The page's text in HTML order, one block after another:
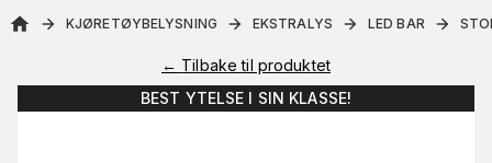
KJØRETØYBELYSNING EKSTRALYS LED BAR
← Tilbake til produktet
BEST YTELSE I SIN KLASSE!